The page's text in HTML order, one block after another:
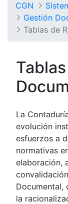
CGN
Gestión
La
evolución
esfuerzos a
normativas
elaboración,
Documental,
la